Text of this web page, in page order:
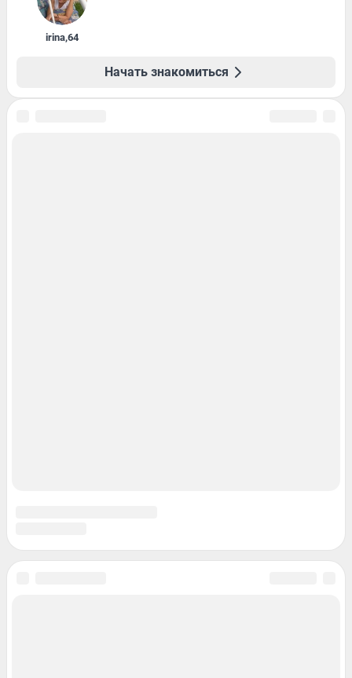
irina,64
Начать знакомиться